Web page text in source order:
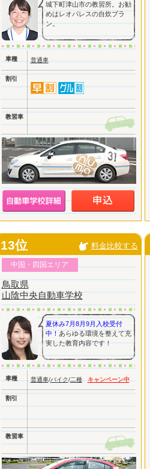
城下町津山市の教習所。お勧
めはレオパレスの自炊プラ
ン。
車種 普通車
割引
教習車
13位 料金比較する
中国・四国エリア
鳥取県
山陰中央自動車学校
夏休み7月8月9月入校受付
中！ あらゆる環境を整えて充
実した教育内容です！
車種 普通車/バイク/二種 キャンペーン中
割引
教習車